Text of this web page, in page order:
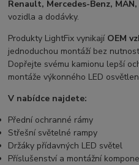
Renault, Mercedes-Benz,
vozidla a dodávky.
Produkty LightFix vynikají OEM
jednoduchou montáží bez
Dopřejte svému kamionu lepší
montáže výkonného LED
V nabídce najdete:
Přední ochranné rámy
Střešní světelné rampy
Držáky přídavných LED světel
Příslušenství a montážní